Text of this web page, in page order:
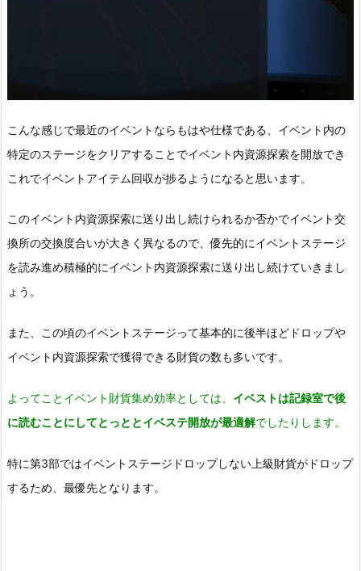
こんな感じで最近のイベントならもはや仕様である、イベント内の
特定のステージをクリアすることでイベント内資源探索を開放でき
これでイベントアイテム回収が捗るようになると思います。
このイベント内資源探索に送り出し続けられるか否かでイベント交
換所の交換度合いが大きく異なるので、優先的にイベントステージ
を読み進め積極的にイベント内資源探索に送り出し続けていきまし
ょう。
また、この頃のイベントステージって基本的に後半ほどドロップや
イベント内資源探索で獲得できる財貨の数も多いです。
よってことイベント財貨集め効率としては、 イベストは記録室で後
に読むことにしてとっととイベステ開放が最適解でしたりします。
特に第3部ではイベントステージドロップしない上級財貨がドロップ
するため、最優先となります。